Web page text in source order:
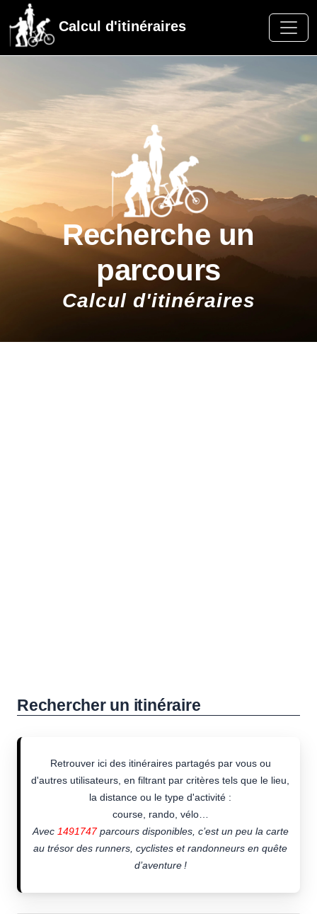
Calcul d'itinéraires
Recherche un
parcours
Calcul d'itinéraires
Rechercher un itinéraire
Retrouver ici des itinéraires partagés par vous ou
d'autres utilisateurs, en filtrant par critères tels que le lieu,
la distance ou le type d'activité :
course, rando, vélo…
Avec 1491747parcours disponibles, c’est un peu la carte
au trésor des runners, cyclistes et randonneurs en quête
d’aventure !